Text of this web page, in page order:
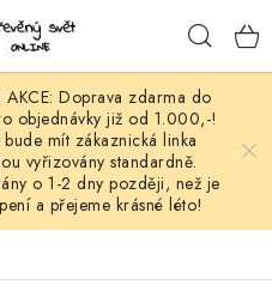
AKCE: Doprava zdarma do
objednávky již od 1.000,-!
mít zákaznická linka
vyřizovány standardně.
o 1-2 dny později, než je
a přejeme krásné léto!